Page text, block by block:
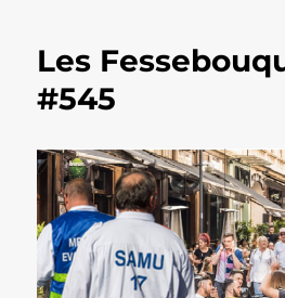
Les
#545